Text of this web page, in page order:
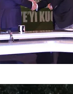
yer alan panel
Metnimizi
Kanunu
ilgili bilgi